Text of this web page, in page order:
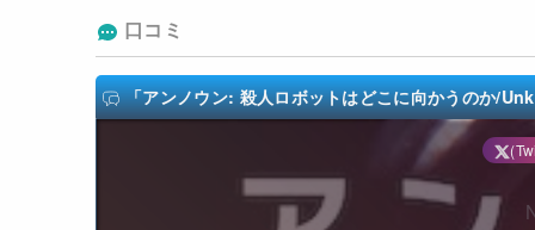
口コミ
「アンノウン: 殺人ロボットはどこに向かうのか/